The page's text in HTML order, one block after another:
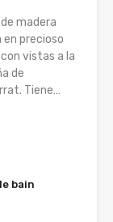
madera
en precioso
vistas a la
de
Tiene…
bain